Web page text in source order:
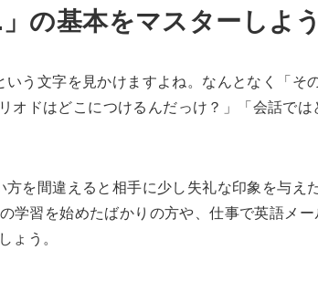
の基本をマスターしよう
う文字を見かけますよね。なんとなく「そ
オドはどこにつけるんだっけ？」「会話では
を間違えると相手に少し失礼な印象を与え
の学習を始めたばかりの方や、仕事で英語メ
う。